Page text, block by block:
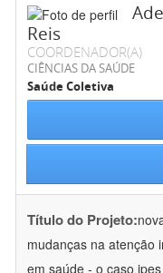
Reis
COORDENADOR(A)
CIÊNCIAS DA SAÚDE
Saúde Coletiva
Título do Projeto:
mudanças na atenção
em saúde - o caso ipes